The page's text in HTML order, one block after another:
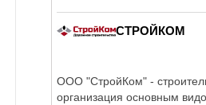
СТРОЙКОМ
ООО "СтройКом" -
организация основным